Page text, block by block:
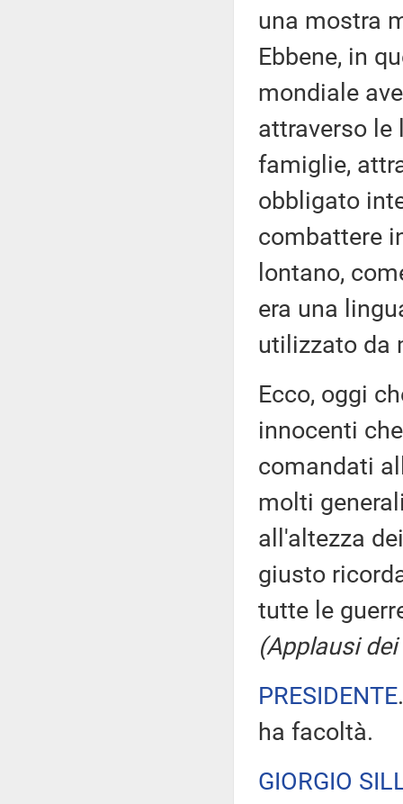
una mostra
Ebbene, in
mondiale
attraverso le
famiglie,
obbligato
combattere
lontano,
era una
utilizzato da
Ecco, oggi
innocenti
comandati
molti
all'altezza
giusto
tutte le
(Applausi
PRESIDENTE
ha facoltà.
GIORGIO